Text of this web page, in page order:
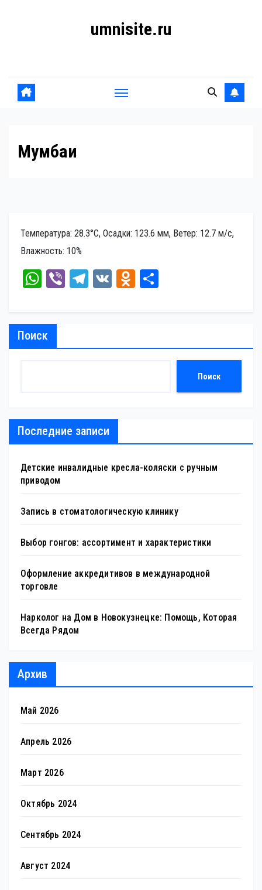
umnisite.ru
Мумбаи
Температура: 28.3°C, Осадки: 123.6 мм, Ветер: 12.7 м/с,
Влажность: 10%
W
A
pp
Vi
Te
m
V
O
ss ь
Поиск
Поиск
Последние записи
Детские инвалидные кресла-коляски с ручным
приводом
Запись в стоматологическую клинику
Выбор гонгов: ассортимент и характеристики
Оформление аккредитивов в международной
торговле
Нарколог на Дом в Новокузнецке: Помощь, Которая
Всегда Рядом
Архив
Май 2026
Апрель 2026
Март 2026
Октябрь 2024
Сентябрь 2024
Август 2024